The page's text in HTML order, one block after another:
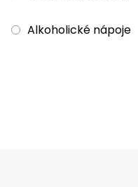
Alkoholické nápoje